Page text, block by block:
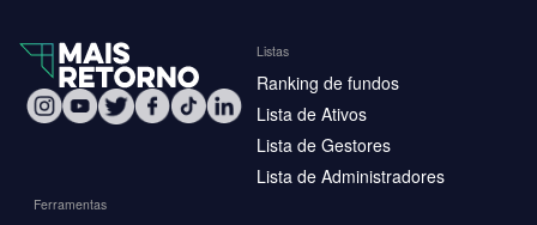
Listas
Ranking de fundos
Lista de Ativos
Lista de Gestores
Lista de Administradores
Ferramentas